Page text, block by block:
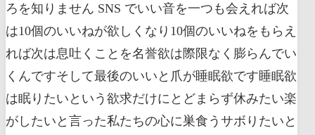
ろを知りません SNS でいい音を一つも会えれば次
は10個のいいねが欲しくなり10個のいいねをもらえ
れば次は息吐くことを名誉欲は際限なく膨らんでい
くんですそして最後のいいと爪が睡眠欲です睡眠欲
は眠りたいという欲求だけにとどまらず休みたい楽
がしたいと言った私たちの心に巣食うサボりたいと